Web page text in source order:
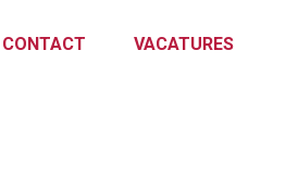
CONTACT VACATURES